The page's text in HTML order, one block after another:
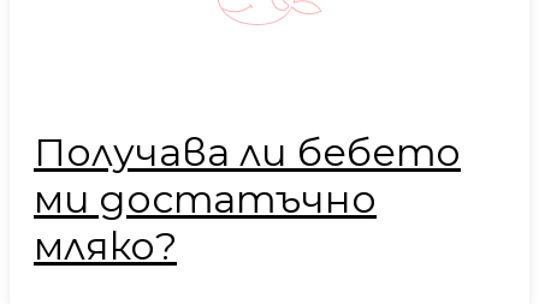
Получава ли бебето
ми достатъчно
мляко?